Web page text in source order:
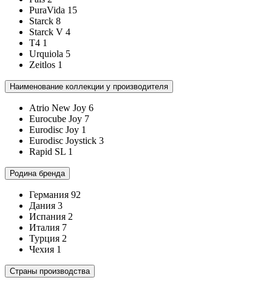
PuraVida 15
Starck 8
Starck V 4
T4 1
Urquiola 5
Zeitlos 1
Наименование коллекции у производителя
Atrio New Joy 6
Eurocube Joy 7
Eurodisc Joy 1
Eurodisc Joystick 3
Rapid SL 1
Родина бренда
Германия 92
Дания 3
Испания 2
Италия 7
Турция 2
Чехия 1
Страны производства